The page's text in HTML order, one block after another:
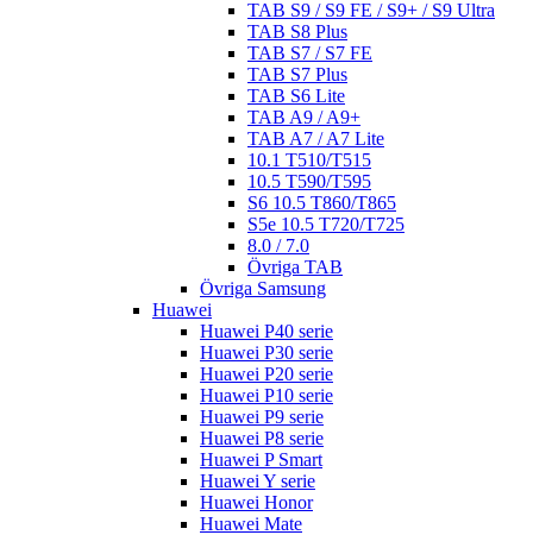
TAB S9 / S9 FE / S9+ / S9 Ultra
TAB S8 Plus
TAB S7 / S7 FE
TAB S7 Plus
TAB S6 Lite
TAB A9 / A9+
TAB A7 / A7 Lite
10.1 T510/T515
10.5 T590/T595
S6 10.5 T860/T865
S5e 10.5 T720/T725
8.0 / 7.0
Övriga TAB
Övriga Samsung
Huawei
Huawei P40 serie
Huawei P30 serie
Huawei P20 serie
Huawei P10 serie
Huawei P9 serie
Huawei P8 serie
Huawei P Smart
Huawei Y serie
Huawei Honor
Huawei Mate